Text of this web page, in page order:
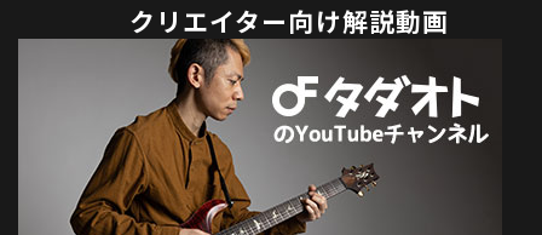
クリエイター向け解説動画